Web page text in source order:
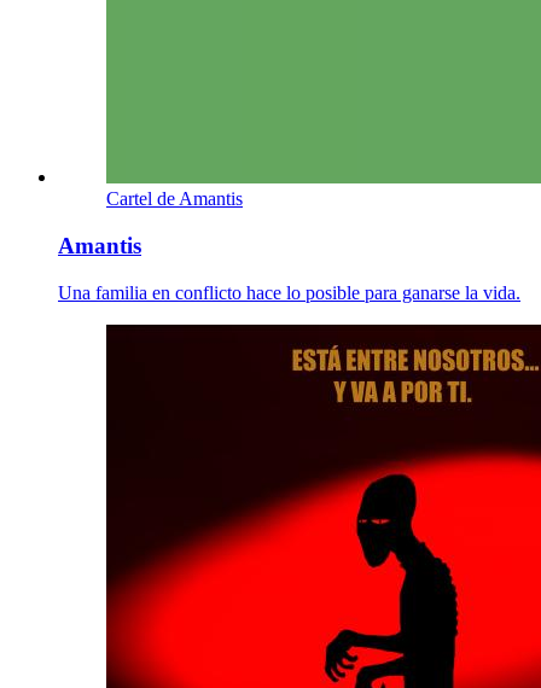
Cartel de Amantis
Amantis
Una familia en conflicto hace lo posible para ganarse la vida.